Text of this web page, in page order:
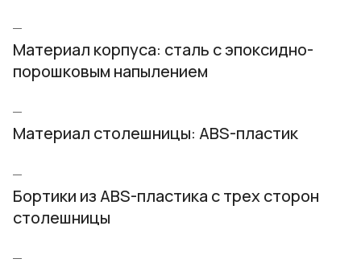
Материал корпуса: сталь с эпоксидно-
порошковым напылением
Материал столешницы: ABS-пластик
Бортики из ABS-пластика с трех сторон
столешницы